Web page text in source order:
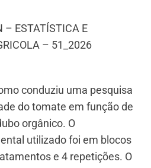
– ESTATÍSTICA E
– 51_2026
conduziu uma pesquisa
do tomate em função de
orgânico. O
utilizado foi em blocos
e 4 repetições. O